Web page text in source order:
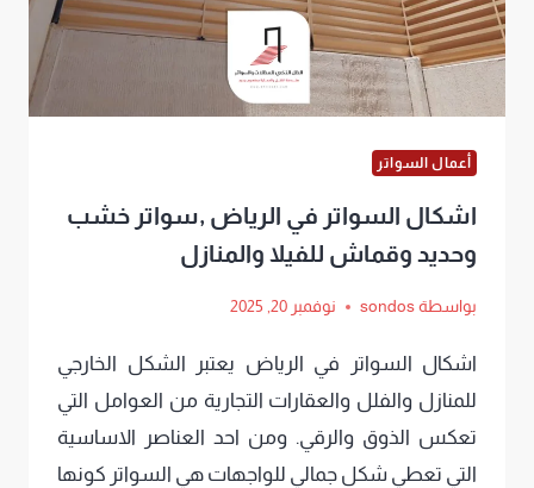
أعمال السواتر
اشكال السواتر في الرياض ,سواتر خشب
وحديد وقماش للفيلا والمنازل
بواسطة sondos نوفمبر 20, 2025
اشكال السواتر في الرياض يعتبر الشكل الخارجي
للمنازل والفلل والعقارات التجارية من العوامل التي
تعكس الذوق والرقي. ومن احد العناصر الاساسية
التي تعطي شكل جمالي للواجهات هي السواتر كونها